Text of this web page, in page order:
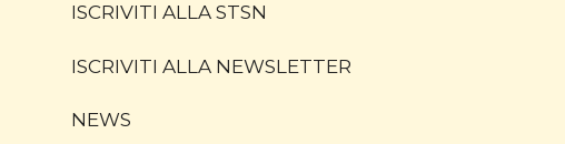
ISCRIVITI ALLA STSN
ISCRIVITI ALLA NEWSLETTER
NEWS